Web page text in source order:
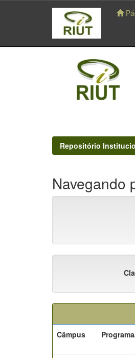
navigation
Repositório
Navegando
Câmpus